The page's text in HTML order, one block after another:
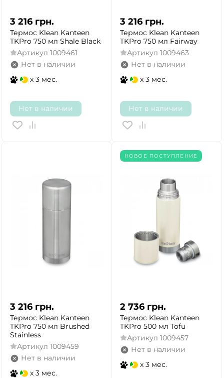
3 216 грн.
Термос Klean Kanteen
TKPro 750 мл Shale Black
Артикул 1009461
Нет в наличии
x 3 мес.
Нет в наличии
3 216 грн.
Термос Klean Kanteen
TKPro 750 мл Fairway
Артикул 1009463
Нет в наличии
x 3 мес.
Нет в наличии
3 216 грн.
Термос Klean Kanteen
TKPro 750 мл Brushed
Stainless
Артикул 1009459
Нет в наличии
x 3 мес.
НОВОЕ ПОСТУПЛЕНИЕ
2 736 грн.
Термос Klean Kanteen
TKPro 500 мл Tofu
Артикул 1009457
Нет в наличии
x 3 мес.